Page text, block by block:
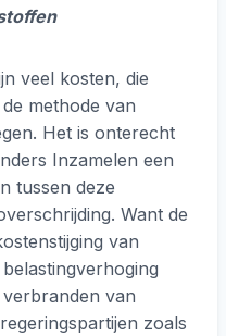
veel kosten, die
methode van
Het is onterecht
Inzamelen een
tussen deze
Want de
van
van
zoals